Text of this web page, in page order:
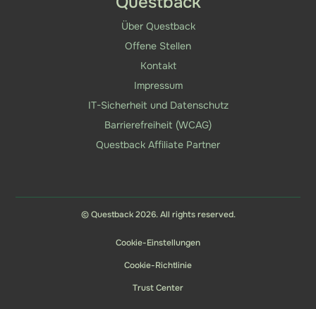
Über Questback
Offene Stellen
Kontakt
Impressum
IT-Sicherheit und Datenschutz
Barrierefreiheit (WCAG)
Questback Affiliate Partner
© Questback 2026. All rights reserved.
Cookie-Einstellungen
Cookie-Richtlinie
Trust Center